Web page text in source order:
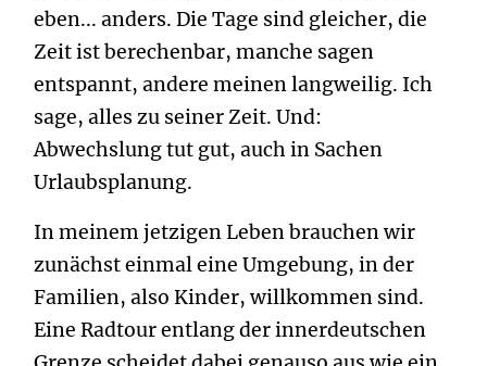
eben... anders. Die Tage sind gleicher, die
Zeit ist berechenbar, manche sagen
entspannt, andere meinen langweilig. Ich
sage, alles zu seiner Zeit. Und:
Abwechslung tut gut, auch in Sachen
Urlaubsplanung.
In meinem jetzigen Leben brauchen wir
zunächst einmal eine Umgebung, in der
Familien, also Kinder, willkommen sind.
Eine Radtour entlang der innerdeutschen